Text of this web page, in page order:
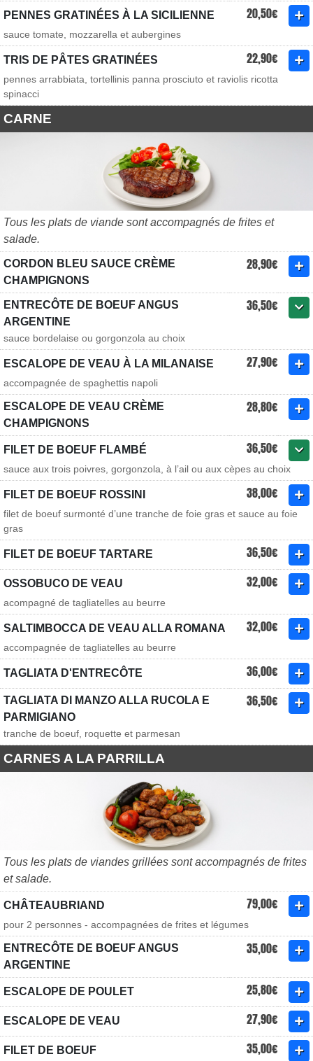
PENNES GRATINÉES À LA SICILIENNE 20,50€
sauce tomate, mozzarella et aubergines
TRIS DE PÂTES GRATINÉES 22,90€
pennes arrabbiata, tortellinis panna prosciuto et raviolis ricotta
spinacci
CARNE
Tous les plats de viande sont accompagnés de frites et
salade.
CORDON BLEU SAUCE CRÈME
CHAMPIGNONS
28,90€
ENTRECÔTE DE BOEUF ANGUS
ARGENTINE
36,50€
sauce bordelaise ou gorgonzola au choix
ESCALOPE DE VEAU À LA MILANAISE 27,90€
accompagnée de spaghettis napoli
ESCALOPE DE VEAU CRÈME
CHAMPIGNONS
28,80€
FILET DE BOEUF FLAMBÉ 36,50€
sauce aux trois poivres, gorgonzola, à l’ail ou aux cèpes au choix
FILET DE BOEUF ROSSINI 38,00€
filet de boeuf surmonté d’une tranche de foie gras et sauce au foie
gras
FILET DE BOEUF TARTARE 36,50€
OSSOBUCO DE VEAU 32,00€
acompagné de tagliatelles au beurre
SALTIMBOCCA DE VEAU ALLA ROMANA 32,00€
accompagnée de tagliatelles au beurre
TAGLIATA D'ENTRECÔTE 36,00€
TAGLIATA DI MANZO ALLA RUCOLA E
PARMIGIANO
36,50€
tranche de boeuf, roquette et parmesan
CARNES A LA PARRILLA
Tous les plats de viandes grillées sont accompagnés de frites
et salade.
CHÂTEAUBRIAND 79,00€
pour 2 personnes - accompagnées de frites et légumes
ENTRECÔTE DE BOEUF ANGUS
ARGENTINE
35,00€
ESCALOPE DE POULET 25,80€
ESCALOPE DE VEAU 27,90€
FILET DE BOEUF 35,00€